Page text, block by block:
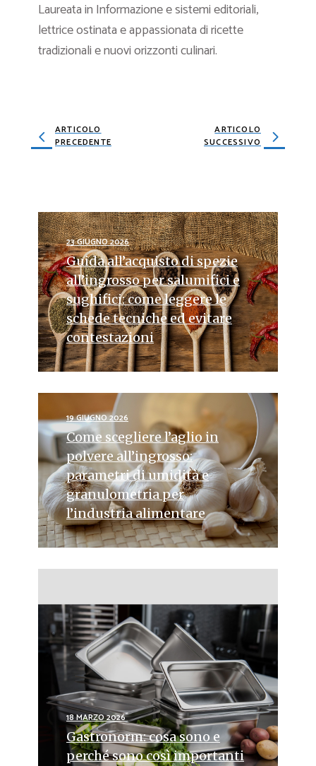
Laureata in Informazione e sistemi editoriali,
lettrice ostinata e appassionata di ricette
tradizionali e nuovi orizzonti culinari.
ARTICOLO
PRECEDENTE
ARTICOLO
SUCCESSIVO
23 GIUGNO 2026
Guida all’acquisto di spezie
all’ingrosso per salumifici e
sughifici: come leggere le
schede tecniche ed evitare
contestazioni
19 GIUGNO 2026
Come scegliere l’aglio in
polvere all’ingrosso:
parametri di umidità e
granulometria per
l’industria alimentare
18 MARZO 2026
Gastronorm: cosa sono e
perché sono così importanti